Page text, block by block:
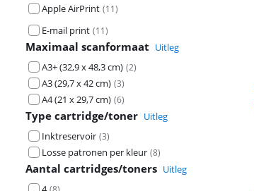
Apple AirPrint (11)
E-mail print (11)
Maximaal scanformaat Uitleg
A3+ (32,9 x 48,3 cm) (2)
A3 (29,7 x 42 cm) (3)
A4 (21 x 29,7 cm) (6)
Type cartridge/toner Uitleg
Inktreservoir (3)
Losse patronen per kleur (8)
Aantal cartridges/toners Uitleg